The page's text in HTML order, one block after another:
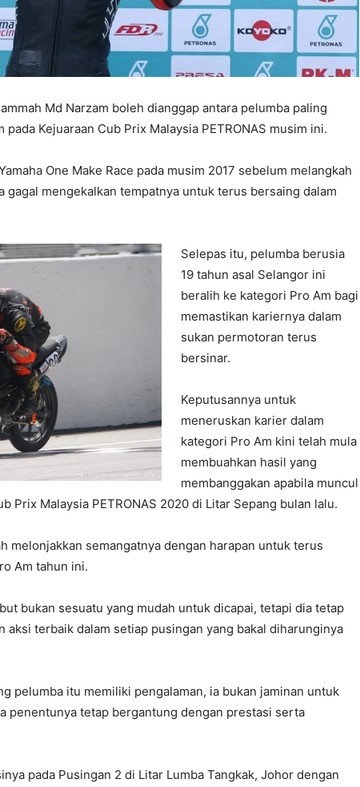
Md Narzam boleh dianggap antara pelumba paling
Kejuaraan Cub Prix Malaysia PETRONAS musim ini.
One Make Race pada musim 2017 sebelum melangkah
gagal mengekalkan tempatnya untuk terus bersaing dalam
Selepas itu, pelumba berusia
19 tahun asal Selangor ini
beralih ke kategori Pro Am bagi
memastikan kariernya dalam
sukan permotoran terus
bersinar.
Keputusannya untuk
meneruskan karier dalam
kategori Pro Am kini telah mula
membuahkan hasil yang
membanggakan apabila muncul
Prix Malaysia PETRONAS 2020 di Litar Sepang bulan lalu.
melonjakkan semangatnya dengan harapan untuk terus
Am tahun ini.
bukan sesuatu yang mudah untuk dicapai, tetapi dia tetap
aksi terbaik dalam setiap pusingan yang bakal diharunginya
pelumba itu memiliki pengalaman, ia bukan jaminan untuk
penentunya tetap bergantung dengan prestasi serta
pada Pusingan 2 di Litar Lumba Tangkak, Johor dengan